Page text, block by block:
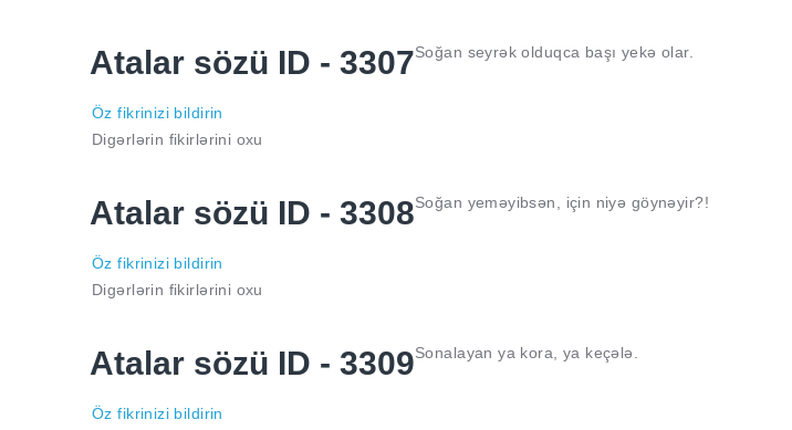
Atalar sözü ID - 3307Soğan seyrək olduqca başı yekə olar.
Öz fikrinizi bildirin
Digərlərin fikirlərini oxu
Atalar sözü ID - 3308Soğan yeməyibsən, için niyə göynəyir?!
Öz fikrinizi bildirin
Digərlərin fikirlərini oxu
Atalar sözü ID - 3309Sonalayan ya kora, ya keçələ.
Öz fikrinizi bildirin